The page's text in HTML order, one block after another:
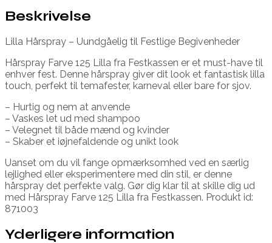
Beskrivelse
Lilla Hårspray – Uundgåelig til Festlige Begivenheder
Hårspray Farve 125 Lilla fra Festkassen er et must-have til
enhver fest. Denne hårspray giver dit look et fantastisk lilla
touch, perfekt til temafester, karneval eller bare for sjov.
– Hurtig og nem at anvende
– Vaskes let ud med shampoo
– Velegnet til både mænd og kvinder
– Skaber et iøjnefaldende og unikt look
Uanset om du vil fange opmærksomhed ved en særlig
lejlighed eller eksperimentere med din stil, er denne
hårspray det perfekte valg. Gør dig klar til at skille dig ud
med Hårspray Farve 125 Lilla fra Festkassen. Produkt id:
871003
Yderligere information